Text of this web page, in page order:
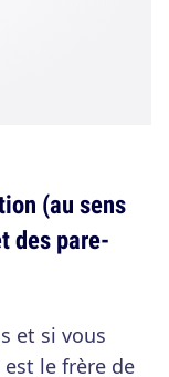
(au sens
des pare-
et si vous
est le frère de